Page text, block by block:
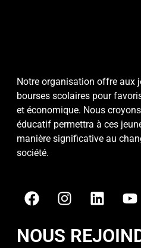
Notre organisation offre aux
bourses scolaires pour
et économique. Nous
éducatif permettra à ces
manière significative au
société.
NOUS